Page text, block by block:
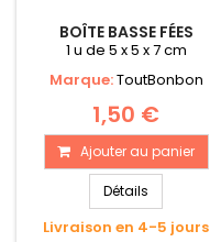
BOÎTE BASSE FÉES
1 u de 5 x 5 x 7 cm
Marque:ToutBonbon
1,50 €
Ajouter au panier
Détails
Livraison en 4-5 jours